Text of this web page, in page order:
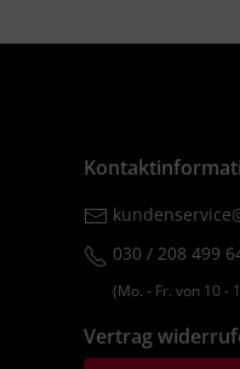
030 / 208 499
(Mo. ‐ Fr. von 10 ‐
Vertrag